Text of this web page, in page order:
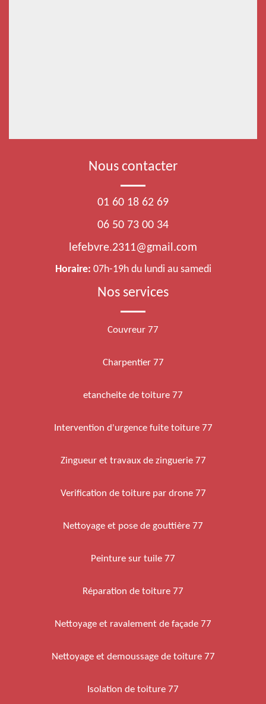
Nous contacter
01 60 18 62 69
06 50 73 00 34
lefebvre.2311@gmail.com
Horaire: 07h-19h du lundi au samedi
Nos services
Couvreur 77
Charpentier 77
etancheite de toiture 77
Intervention d'urgence fuite toiture 77
Zingueur et travaux de zinguerie 77
Verification de toiture par drone 77
Nettoyage et pose de gouttière 77
Peinture sur tuile 77
Réparation de toiture 77
Nettoyage et ravalement de façade 77
Nettoyage et demoussage de toiture 77
Isolation de toiture 77